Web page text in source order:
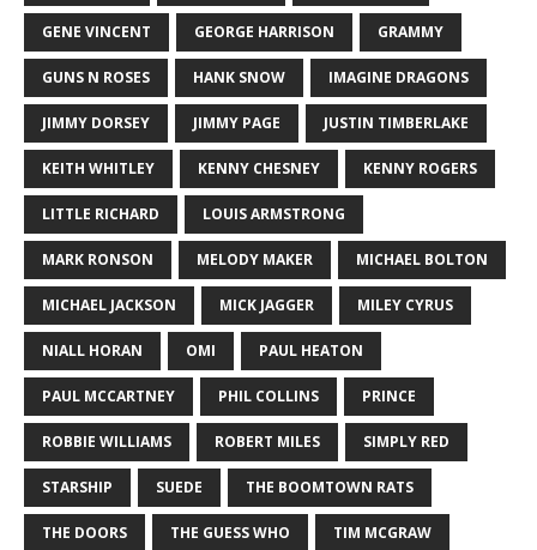
GENE VINCENT GEORGE HARRISON GRAMMY
GUNS N ROSES HANK SNOW IMAGINE DRAGONS
JIMMY DORSEY JIMMY PAGE JUSTIN TIMBERLAKE
KEITH WHITLEY KENNY CHESNEY KENNY ROGERS
LITTLE RICHARD LOUIS ARMSTRONG
MARK RONSON MELODY MAKER MICHAEL BOLTON
MICHAEL JACKSON MICK JAGGER MILEY CYRUS
NIALL HORAN OMI PAUL HEATON
PAUL MCCARTNEY PHIL COLLINS PRINCE
ROBBIE WILLIAMS ROBERT MILES SIMPLY RED
STARSHIP SUEDE THE BOOMTOWN RATS
THE DOORS THE GUESS WHO TIM MCGRAW